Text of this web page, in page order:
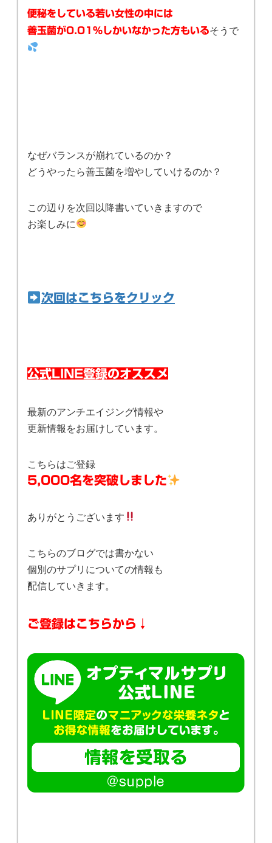
便秘をしている若い女性の中には
善玉菌が0.01%しかいなかった方もいるそうで
なぜバランスが崩れているのか？
どうやったら善玉菌を増やしていけるのか？
この辺りを次回以降書いていきますので
お楽しみに
次回はこちらをクリック
公式LINE登録のオススメ
最新のアンチエイジング情報や
更新情報をお届けしています。
こちらはご登録
5,000名を突破しました
ありがとうございます
こちらのブログでは書かない
個別のサプリについての情報も
配信していきます。
ご登録はこちらから↓